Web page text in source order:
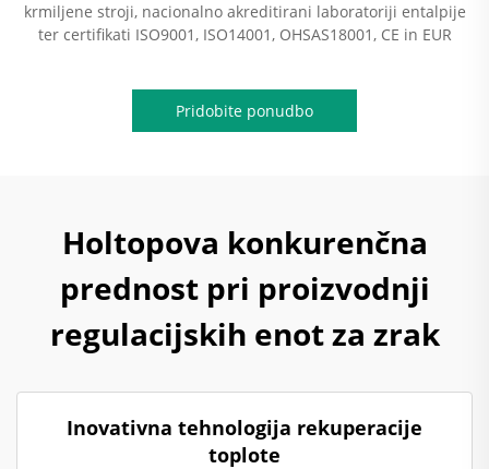
krmiljene stroji, nacionalno akreditirani laboratoriji entalpije
ter certifikati ISO9001, ISO14001, OHSAS18001, CE in EUR
Pridobite ponudbo
Holtopova konkurenčna
prednost pri proizvodnji
regulacijskih enot za zrak
Inovativna tehnologija rekuperacije
toplote